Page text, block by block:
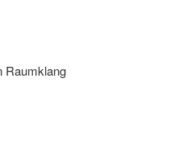
Raumklang​